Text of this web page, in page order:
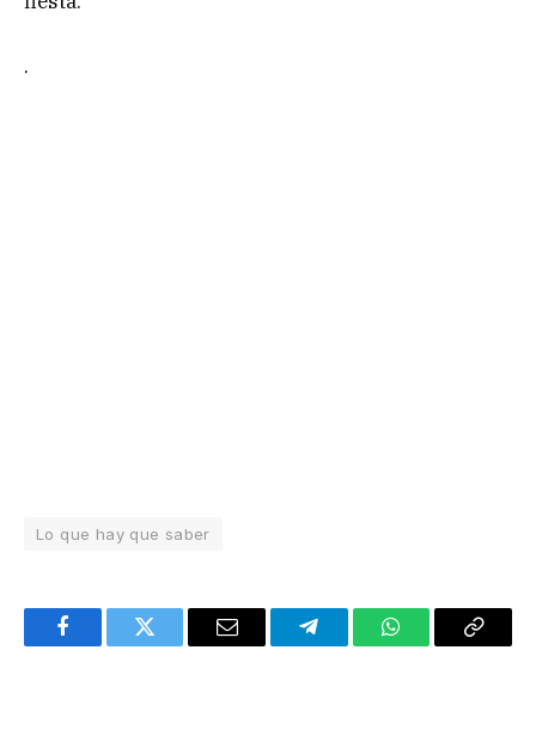
.
Lo que hay que saber
FacebookTwitter Email TelegramWhatsAppCopy